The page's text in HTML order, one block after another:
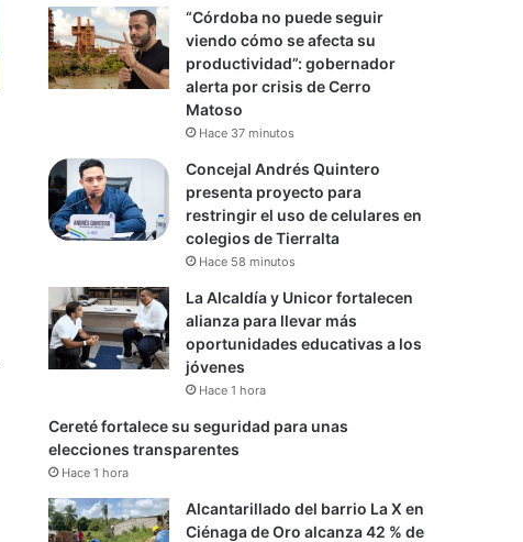
“Córdoba no puede seguir
viendo cómo se afecta su
productividad”: gobernador
alerta por crisis de Cerro
Matoso
Hace 37 minutos
Concejal Andrés Quintero
presenta proyecto para
restringir el uso de celulares en
colegios de Tierralta
Hace 58 minutos
La Alcaldía y Unicor fortalecen
alianza para llevar más
oportunidades educativas a los
jóvenes
Hace 1 hora
Cereté fortalece su seguridad para unas
elecciones transparentes
Hace 1 hora
Alcantarillado del barrio La X en
Ciénaga de Oro alcanza 42 % de